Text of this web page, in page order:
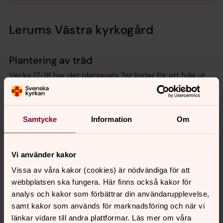
Samtycke Information Om
Vi använder kakor
Vissa av våra kakor (cookies) är nödvändiga för att
webbplatsen ska fungera. Här finns också kakor för
analys och kakor som förbättrar din användarupplevelse,
samt kakor som används för marknadsföring och när vi
länkar vidare till andra plattformar. Läs mer om våra
Lerums Västra kyrkogård
Plantering av träd
Vecka 17-18 har det planterats 2st lindar för att fylla ut
de platser i allén där lindar saknas. Det har även att
planteras en svarttall nedanför kvarter D6.